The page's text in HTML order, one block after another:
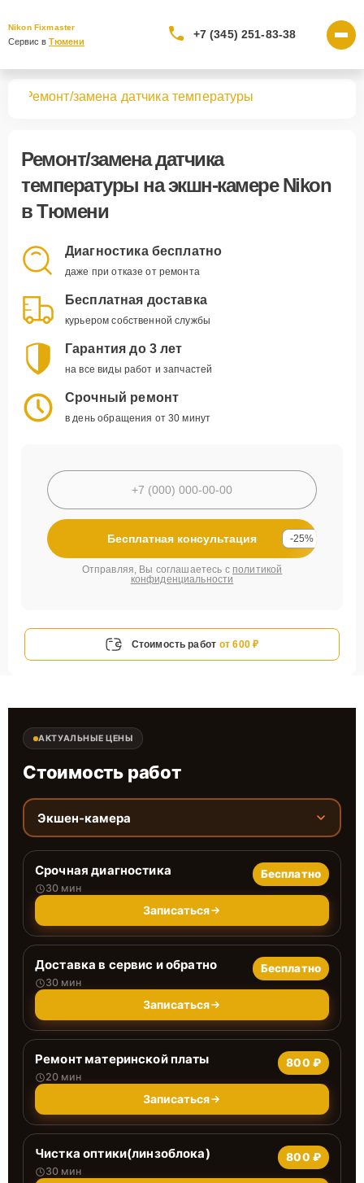
Nikon Fixmaster
Сервис в Тюмени
+7 (345) 251-83-38
Ремонт/замена датчика температуры
Ремонт/замена датчика
температуры на экшн-камере Nikon
в Тюмени
Диагностика бесплатно
даже при отказе от ремонта
Бесплатная доставка
курьером собственной службы
Гарантия до 3 лет
на все виды работ и запчастей
Срочный ремонт
в день обращения от 30 минут
Бесплатная консультация -25%
Отправляя, Вы соглашаетесь с политикой
конфиденциальности
Стоимость работ от 600 ₽
АКТУАЛЬНЫЕ ЦЕНЫ
Стоимость работ
Экшен-камера
Срочная диагностика
30 мин
Бесплатно
Записаться
Доставка в сервис и обратно
30 мин
Бесплатно
Записаться
Ремонт материнской платы
20 мин
800 ₽
Записаться
Чистка оптики(линзоблока)
30 мин
800 ₽